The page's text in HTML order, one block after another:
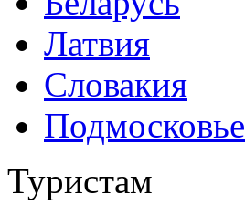
Латвия
Словакия
Подмосковье
Туристам